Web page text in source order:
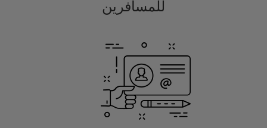
للمسافرين